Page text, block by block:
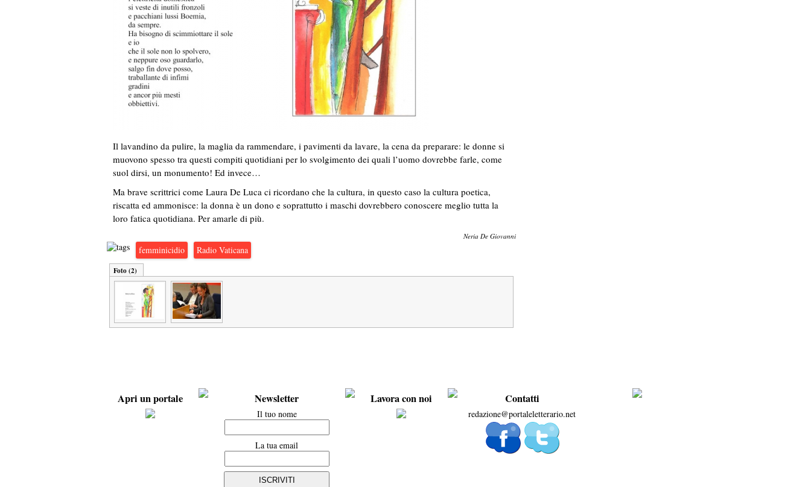
Il lavandino da pulire, la maglia da rammendare, i pavimenti da lavare, la cena da preparare: le donne si
muovono spesso tra questi compiti quotidiani per lo svolgimento dei quali l’uomo dovrebbe farle, come
suol dirsi, un monumento! Ed invece…
Ma brave scrittrici come Laura De Luca ci ricordano che la cultura, in questo caso la cultura poetica,
riscatta ed ammonisce: la donna è un dono e soprattutto i maschi dovrebbero conoscere meglio tutta la
loro fatica quotidiana. Per amarle di più.
Neria De Giovanni
femminicidio Radio Vaticana
Foto (2)
Apri un portale Newsletter
Il tuo nome
La tua email
ISCRIVITI
Lavora con noi Contatti
redazione@portaleletterario.net